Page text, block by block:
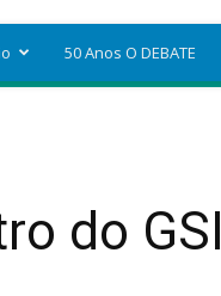
50 Anos O DEBATE
do GSI